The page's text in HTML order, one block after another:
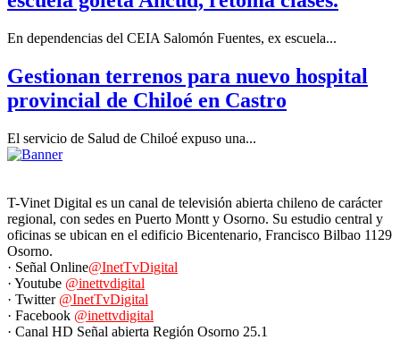
En dependencias del CEIA Salomón Fuentes, ex escuela...
Gestionan terrenos para nuevo hospital
provincial de Chiloé en Castro
El servicio de Salud de Chiloé expuso una...
T-Vinet Digital es un canal de televisión abierta chileno de carácter
regional, con sedes en Puerto Montt y Osorno. Su estudio central y
oficinas se ubican en el edificio Bicentenario, Francisco Bilbao 1129
Osorno.
· Señal Online@InetTvDigital
· Youtube @inettvdigital
· Twitter @InetTvDigital
· Facebook @inettvdigital
· Canal HD Señal abierta Región Osorno 25.1